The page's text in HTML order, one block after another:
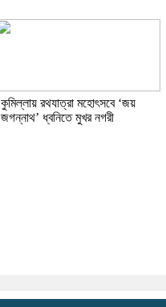
কুমিল্লায় রথযাত্রা মহোৎসবে ‘জয়
জগন্নাথ’ ধ্বনিতে মুখর নগরী